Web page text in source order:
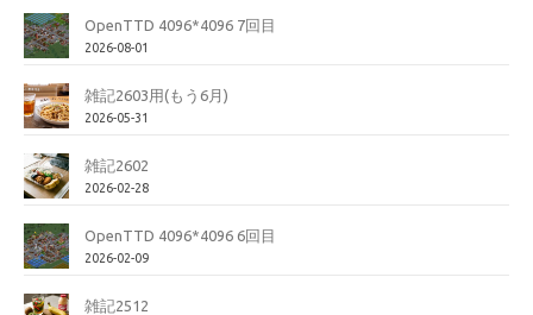
OpenTTD 4096*4096 7回目
2026-08-01
雑記2603用(もう6月)
2026-05-31
雑記2602
2026-02-28
OpenTTD 4096*4096 6回目
2026-02-09
雑記2512